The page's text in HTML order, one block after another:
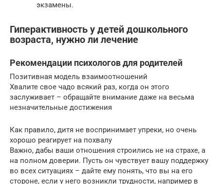
экзамены.
Гиперактивность у детей дошкольного
возраста, нужно ли лечение
Рекомендации психологов для родителей
Позитивная модель взаимоотношений
Хвалите свое чадо всякий раз, когда он этого
заслуживает – обращайте внимание даже на весьма
незначительные достижения
Как правило, дитя не воспринимает упреки, но очень
хорошо реагирует на похвалу
Важно, дабы ваши отношения строились не на страхе, а
на полном доверии. Пусть он чувствует вашу поддержку
во всех ситуациях – дайте ему понять, что вы на его
стороне, если у него возникли трудности, например в